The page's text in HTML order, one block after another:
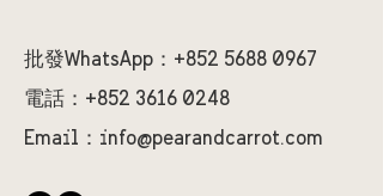
批發WhatsApp：+852 5688 0967
電話：+852 3616 0248
Email： info@pearandcarrot.com